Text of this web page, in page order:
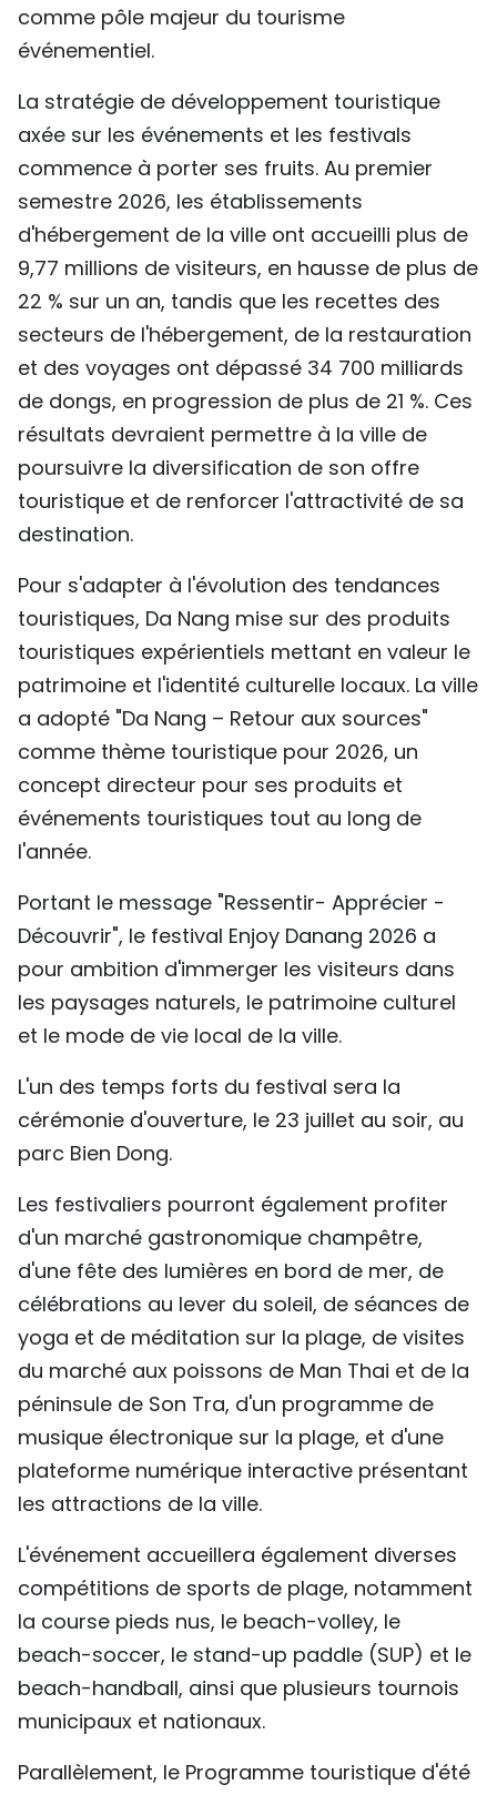
comme pôle majeur du tourisme
événementiel.
La stratégie de développement touristique
axée sur les événements et les festivals
commence à porter ses fruits. Au premier
semestre 2026, les établissements
d'hébergement de la ville ont accueilli plus de
9,77 millions de visiteurs, en hausse de plus de
22 % sur un an, tandis que les recettes des
secteurs de l'hébergement, de la restauration
et des voyages ont dépassé 34 700 milliards
de dongs, en progression de plus de 21 %. Ces
résultats devraient permettre à la ville de
poursuivre la diversification de son offre
touristique et de renforcer l'attractivité de sa
destination.
Pour s'adapter à l'évolution des tendances
touristiques, Da Nang mise sur des produits
touristiques expérientiels mettant en valeur le
patrimoine et l'identité culturelle locaux. La ville
a adopté "Da Nang – Retour aux sources"
comme thème touristique pour 2026, un
concept directeur pour ses produits et
événements touristiques tout au long de
l'année.
Portant le message "Ressentir- Apprécier -
Découvrir", le festival Enjoy Danang 2026 a
pour ambition d'immerger les visiteurs dans
les paysages naturels, le patrimoine culturel
et le mode de vie local de la ville.
L'un des temps forts du festival sera la
cérémonie d'ouverture, le 23 juillet au soir, au
parc Bien Dong.
Les festivaliers pourront également profiter
d'un marché gastronomique champêtre,
d'une fête des lumières en bord de mer, de
célébrations au lever du soleil, de séances de
yoga et de méditation sur la plage, de visites
du marché aux poissons de Man Thai et de la
péninsule de Son Tra, d'un programme de
musique électronique sur la plage, et d'une
plateforme numérique interactive présentant
les attractions de la ville.
L'événement accueillera également diverses
compétitions de sports de plage, notamment
la course pieds nus, le beach-volley, le
beach-soccer, le stand-up paddle (SUP) et le
beach-handball, ainsi que plusieurs tournois
municipaux et nationaux.
Parallèlement, le Programme touristique d'été